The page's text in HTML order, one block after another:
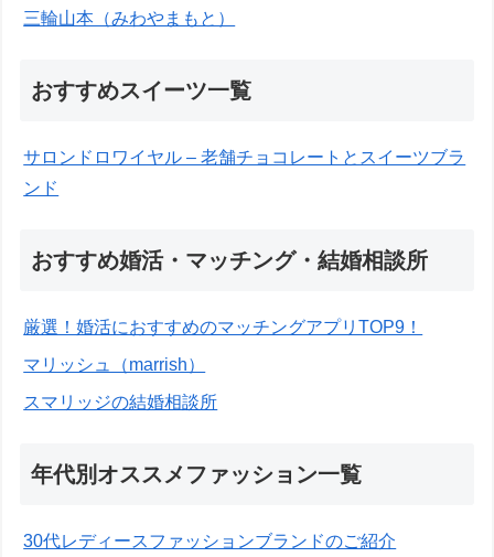
三輪山本（みわやまもと）
おすすめスイーツ一覧
サロンドロワイヤル – 老舗チョコレートとスイーツブラ
ンド
おすすめ婚活・マッチング・結婚相談所
厳選！婚活におすすめのマッチングアプリTOP9！
マリッシュ（marrish）
スマリッジの結婚相談所
年代別オススメファッション一覧
30代レディースファッションブランドのご紹介